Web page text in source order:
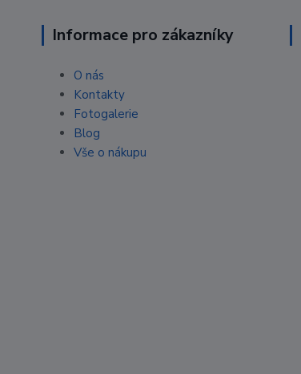
Informace pro zákazníky
O nás
Kontakty
Fotogalerie
Blog
Vše o nákupu